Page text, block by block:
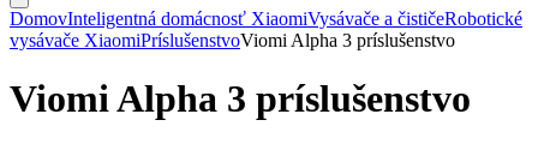
DomovInteligentná domácnosť XiaomiVysávače a čističeRobotické
vysávače XiaomiPríslušenstvoViomi Alpha 3 príslušenstvo
Viomi Alpha 3 príslušenstvo